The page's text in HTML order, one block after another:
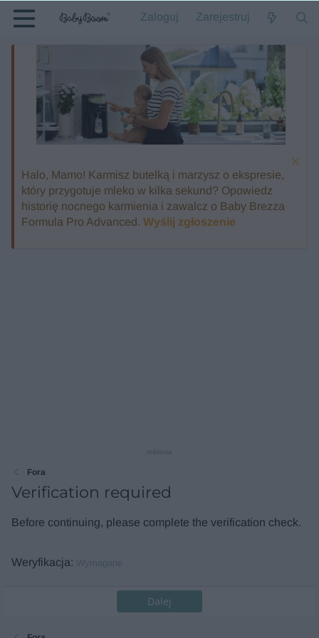
Zaloguj Zarejestruj
Halo, Mamo! Karmisz butelką i marzysz o ekspresie,
który przygotuje mleko w kilka sekund? Opowiedz
historię nocnego karmienia i zawalcz o Baby Brezza
Formula Pro Advanced. Wyślij zgłoszenie
Fora
Verification required
Before continuing, please complete the verification check.
Weryfikacja Wymagane
Dalej